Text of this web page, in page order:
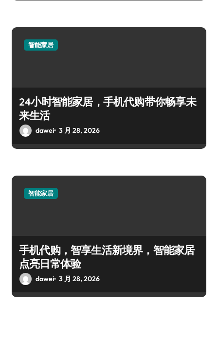
智能家居
24小时智能家居，手机代购带你畅享未
来生活
dawei 3 月 28, 2026
智能家居
手机代购，智享生活新境界，智能家居
点亮日常体验
dawei 3 月 28, 2026